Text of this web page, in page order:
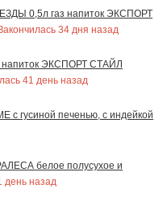
0,5л газ напиток ЭКСПОРТ
34 дня назад
ЭКСПОРТ СТАЙЛ
41 день назад
с гусиной печенью, с индейкой
белое полусухое и
день назад